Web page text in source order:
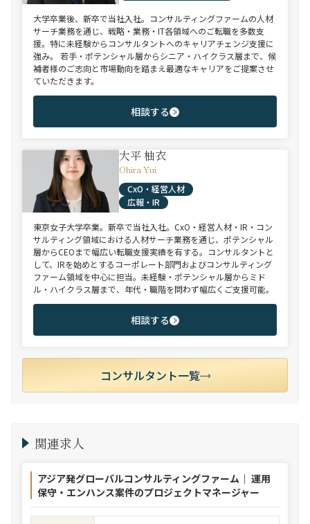
大学卒業後、新卒で当社入社。コンサルティングファームの人材
サーチ業務を通じ、戦略・業務・IT各領域へのご転職を多数支
援。特に未経験からコンサルタントへのキャリアチェンジ支援に
強み。 若手・ポテンシャル層からシニア・ハイクラス層まで、候
補者様のご志向と市場動向を踏まえ最適なキャリアをご提案させ
ていただきます。
相談する
大平 柚衣
Ohira Yui
CxO・経営人材
広報・IR
東京女子大学卒業。新卒で当社入社。CxO・経営人材・IR・コン
サルティング領域における人材サーチ業務を通じ、ポテンシャル
層からCEOまで幅広い転職支援実績を有する。コンサルタントと
して、IRを始めとするコーポレート部門およびコンサルティング
ファーム領域を中心に担当。未経験・ポテンシャル層からミド
ル・ハイクラス層まで、年代・職階を問わず幅広くご支援可能。
相談する
コンサルタント一覧
関連求人
アジア発グローバルコンサルティングファーム｜ 運用
保守・エンハンス案件のプロジェクトマネージャー